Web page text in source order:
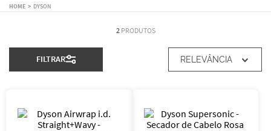
DYSON
2 PRODUTOS
FILTRAR RELEVÂNCIA